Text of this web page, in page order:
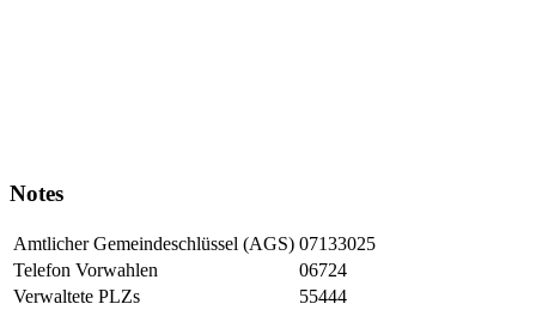
Notes
Amtlicher Gemeindeschlüssel (AGS) 07133025
Telefon Vorwahlen
06724
Verwaltete PLZs
55444